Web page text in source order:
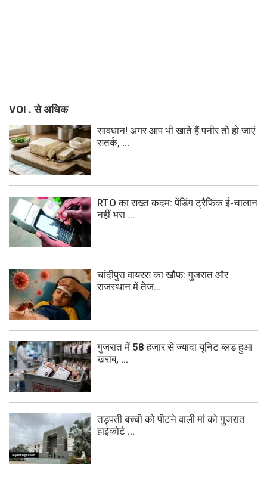
VOI . से अधिक
सावधान! अगर आप भी खाते हैं पनीर तो हो जाएं
सतर्क, ...
RTO का सख्त कदम: पेंडिंग ट्रैफिक ई-चालान
नहीं भरा ...
चांदीपुरा वायरस का खौफ: गुजरात और
राजस्थान में तेज...
गुजरात में 58 हजार से ज्यादा यूनिट ब्लड हुआ
खराब, ...
तड़पती बच्ची को पीटने वाली मां को गुजरात
हाईकोर्ट ...